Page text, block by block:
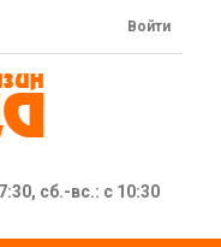
сб.-вс.: с 10:30
Войти